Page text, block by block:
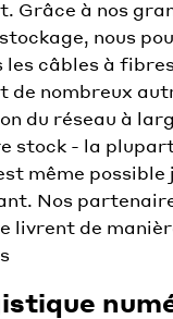
Grâce à nos
nous
les câbles à
de nombreux
du réseau à
stock - la
même possible
Nos
livrent de